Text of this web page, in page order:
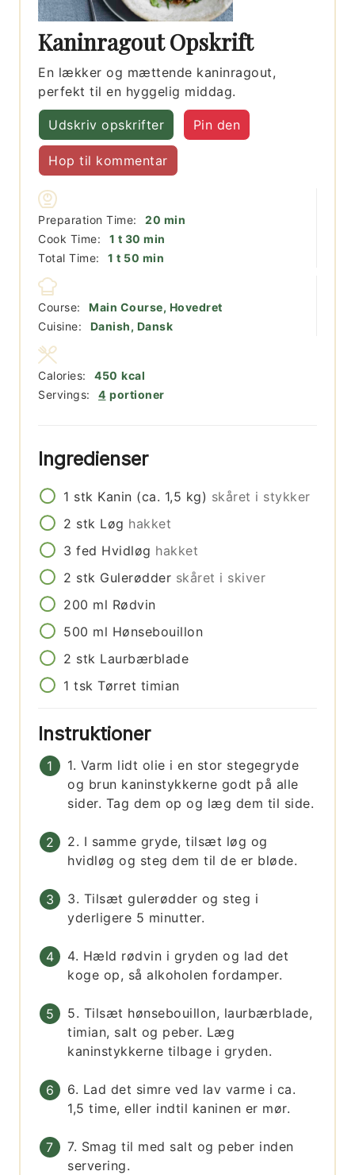
Kaninragout Opskrift
En lækker og mættende kaninragout,
perfekt til en hyggelig middag.
Udskriv opskrifter Pin den
Hop til kommentar
Preparation Time: 20 minutter
min
Cook Time:
1 time
t 30 minutter
min
Total Time:
1 time
t 50 minutter
min
Course:
Main Course, Hovedret
Cuisine:
Danish, Dansk
Servings: 4 portioner
Calories: 450 kcal
Ingredienser
1 stk Kanin (ca. 1,5 kg) skåret i stykker
2 stk Løg hakket
3 fed Hvidløg hakket
2 stk Gulerødder skåret i skiver
200 ml Rødvin
500 ml Hønsebouillon
2 stk Laurbærblade
1 tsk Tørret timian
Instruktioner
1. Varm lidt olie i en stor stegegryde
og brun kaninstykkerne godt på alle
sider. Tag dem op og læg dem til side.
2. I samme gryde, tilsæt løg og
hvidløg og steg dem til de er bløde.
3. Tilsæt gulerødder og steg i
yderligere 5 minutter.
4. Hæld rødvin i gryden og lad det
koge op, så alkoholen fordamper.
5. Tilsæt hønsebouillon, laurbærblade,
timian, salt og peber. Læg
kaninstykkerne tilbage i gryden.
6. Lad det simre ved lav varme i ca.
1,5 time, eller indtil kaninen er mør.
7. Smag til med salt og peber inden
servering.